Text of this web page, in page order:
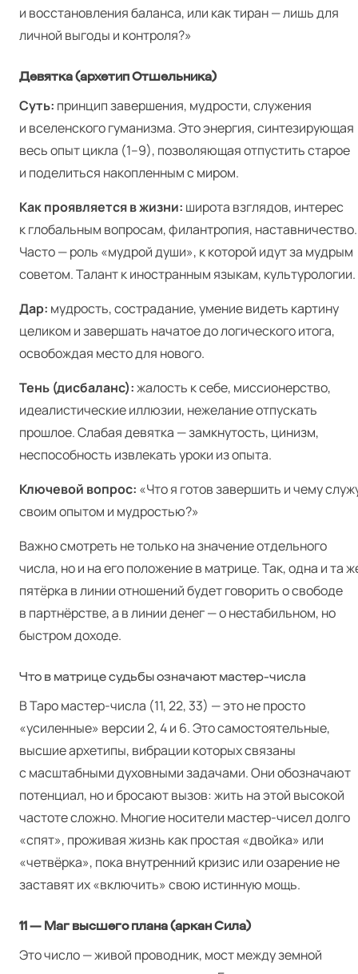
и восстановления баланса, или как тиран — лишь для
личной выгоды и контроля?»
Девятка (архетип Отшельника)
Суть: принцип завершения, мудрости, служения
и вселенского гуманизма. Это энергия, синтезирующая
весь опыт цикла (1–9), позволяющая отпустить старое
и поделиться накопленным с миром.
Как проявляется в жизни: широта взглядов, интерес
к глобальным вопросам, филантропия, наставничество.
Часто — роль «мудрой души», к которой идут за мудрым
советом. Талант к иностранным языкам, культурологии.
Дар: мудрость, сострадание, умение видеть картину
целиком и завершать начатое до логического итога,
освобождая место для нового.
Тень (дисбаланс):жалость к себе, миссионерство,
идеалистические иллюзии, нежелание отпускать
прошлое. Слабая девятка — замкнутость, цинизм,
неспособность извлекать уроки из опыта.
Ключевой вопрос: «Что я готов завершить и чему
своим опытом и мудростью?»
Важно смотреть не только на значение отдельного
числа, но и на его положение в матрице. Так, одна и та
пятёрка в линии отношений будет говорить о свободе
в партнёрстве, а в линии денег — о нестабильном, но
быстром доходе.
Что в матрице судьбы означают мастер-числа
В Таро мастер-числа (11, 22, 33) — это не просто
«усиленные» версии 2, 4 и 6. Это самостоятельные,
высшие архетипы, вибрации которых связаны
с масштабными духовными задачами. Они обозначают
потенциал, но и бросают вызов: жить на этой высокой
частоте сложно. Многие носители мастер-чисел долго
«спят», проживая жизнь как простая «двойка» или
«четвёрка», пока внутренний кризис или озарение не
заставят их «включить» свою истинную мощь.
11 — Маг высшего плана (аркан Сила)
Это число — живой проводник, мост между земной